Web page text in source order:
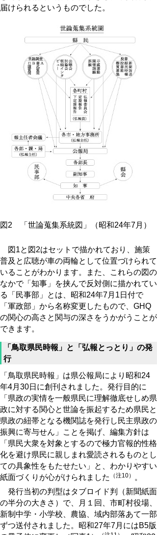
届けられるというものでした。
図2 「世論蒐集系統図」（昭和24年7月）
図1と図2はセットで描かれており、施策
普及と広聴が車の両輪として位置づけられて
いることがわかります。また、これらの図の
なかで「知事」を挟んで反対側に描かれてい
る「民事部」とは、昭和24年7月1日付で
「軍政部」から名称変更したもので、GHQ
の関心の高さと関与の深さをうかがうことが
できます。
「鳥取県民時報」と「弘報とっとり」の発
行
「鳥取県民時報」は県公報局により昭和24
年4月30日に創刊されました。発行目的に
「県政の実情を一般県民に理解徹底せしめ県
政に対する関心と世論を振起するため県民と
県政の紐帯となる機関誌を発行し民主県政の
振興に寄与せん」ことを掲げ、編集方針は
「県民大衆を対象とするので極力官報的性格
化を避け県民に親しまれ愛読されるものとし
ての具象性をもたせたい」と、わかりやすい
紙面づくりが心がけられました
（注10） 。
発行当初の判型はタブロイド判（新聞紙面
の半分の大きさ）で、月１回、市町村役場、
新制中学・小学校、農協、域内部落あて一部
ずつ送付されました。昭和27年7月にはB5版